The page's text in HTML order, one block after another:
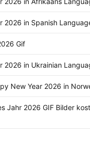
2026 in Spanish
Gif
2026 in Ukrainian
New Year 2026 in
Jahr 2026 GIF Bilder